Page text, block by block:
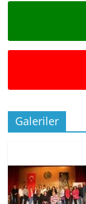
Galeriler